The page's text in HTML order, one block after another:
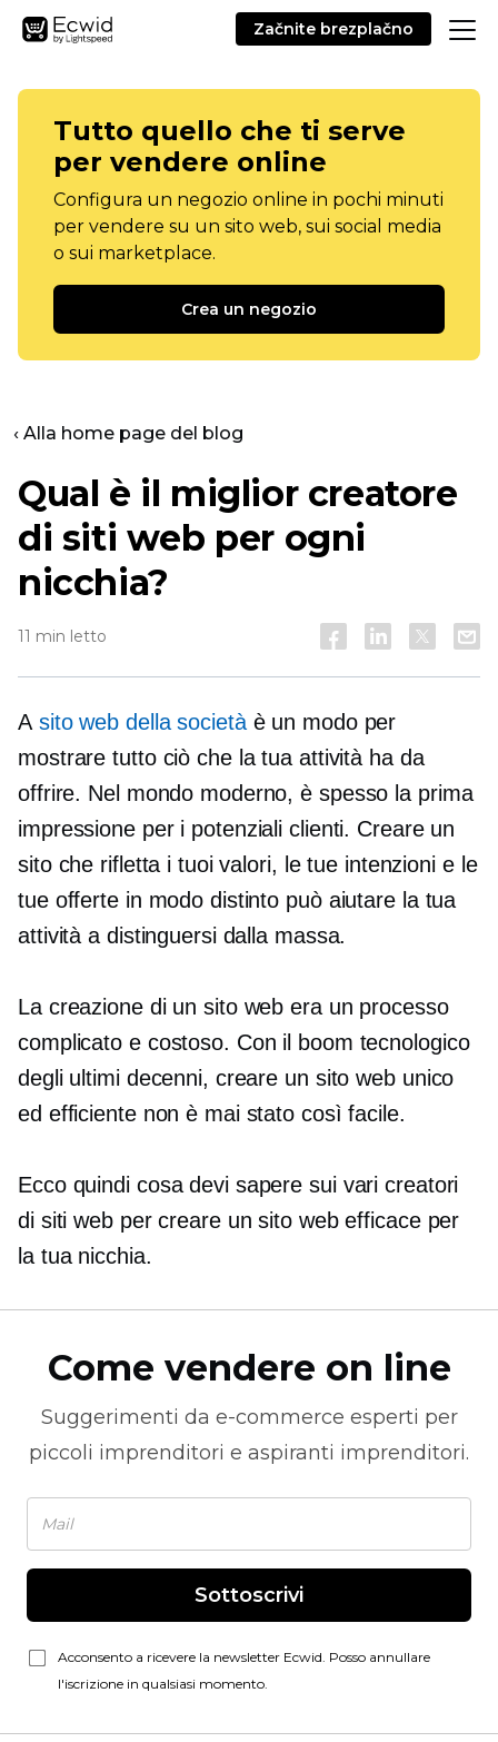
Začnite brezplačno
Tutto quello che ti serve
per vendere online
Configura un negozio online in pochi minuti
per vendere su un sito web, sui social media
o sui marketplace.
Crea un negozio
‹ Alla home page del blog
Qual è il miglior creatore
di siti web per ogni
nicchia?
11 min letto
A sito web della societàè un modo per
mostrare tutto ciò che la tua attività ha da
offrire. Nel mondo moderno, è spesso la prima
impressione per i potenziali clienti. Creare un
sito che rifletta i tuoi valori, le tue intenzioni e le
tue offerte in modo distinto può aiutare la tua
attività a distinguersi dalla massa.
La creazione di un sito web era un processo
complicato e costoso. Con il boom tecnologico
degli ultimi decenni, creare un sito web unico
ed efficiente non è mai stato così facile.
Ecco quindi cosa devi sapere sui vari creatori
di siti web per creare un sito web efficace per
la tua nicchia.
Come vendere on line
Suggerimenti da e-commerce esperti per
piccoli imprenditori e aspiranti imprenditori.
Sottoscrivi
Acconsento a ricevere la newsletter Ecwid. Posso annullare
l'iscrizione in qualsiasi momento.